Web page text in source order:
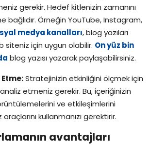
gerekir. Hedef kitlenizin zamanını
bağlıdır. Örneğin YouTube, Instagram,
medya kanalları, blog yazıları
siteniz için uygun olabilir. On yüz bin
blog yazısı yazarak paylaşabilirsiniz.
Stratejinizin etkinliğini ölçmek için
etmeniz gerekir. Bu, içeriğinizin
ve etkileşimlerini
kullanmanızı gerektirir.
avantajları